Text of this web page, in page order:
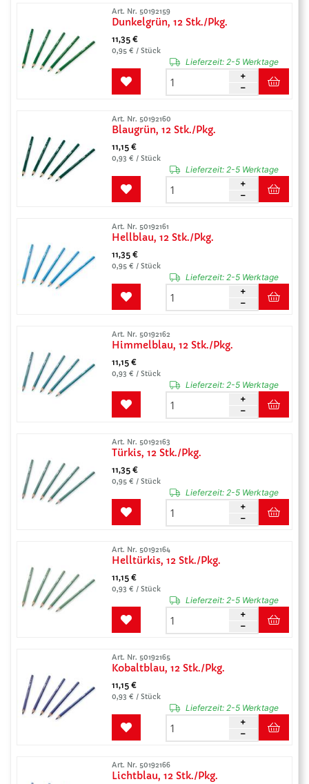
Art. Nr. 50192159
Dunkelgrün, 12 Stk./Pkg.
11,35 €
0,95 € / Stück
Lieferzeit:2-5 Werktage
Art. Nr. 50192160
Blaugrün, 12 Stk./Pkg.
11,15 €
0,93 € / Stück
Lieferzeit:2-5 Werktage
Art. Nr. 50192161
Hellblau, 12 Stk./Pkg.
11,35 €
0,95 € / Stück
Lieferzeit:2-5 Werktage
Art. Nr. 50192162
Himmelblau, 12 Stk./Pkg.
11,15 €
0,93 € / Stück
Lieferzeit:2-5 Werktage
Art. Nr. 50192163
Türkis, 12 Stk./Pkg.
11,35 €
0,95 € / Stück
Lieferzeit:2-5 Werktage
Art. Nr. 50192164
Helltürkis, 12 Stk./Pkg.
11,15 €
0,93 € / Stück
Lieferzeit:2-5 Werktage
Art. Nr. 50192165
Kobaltblau, 12 Stk./Pkg.
11,15 €
0,93 € / Stück
Lieferzeit:2-5 Werktage
Art. Nr. 50192166
Lichtblau, 12 Stk./Pkg.